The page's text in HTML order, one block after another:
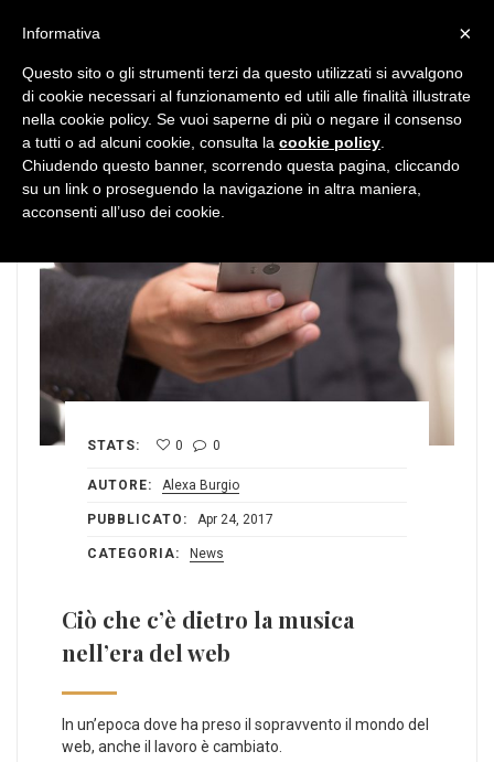
STATS: 0 0
AUTORE: Alexa Burgio
PUBBLICATO: Apr 24, 2017
CATEGORIA: News
Ciò che c’è dietro la musica
nell’era del web
In un’epoca dove ha preso il sopravvento il mondo del
web, anche il lavoro è cambiato.
×
Informativa
Questo sito o gli strumenti terzi da questo utilizzati si avvalgono
di cookie necessari al funzionamento ed utili alle finalità illustrate
nella cookie policy. Se vuoi saperne di più o negare il consenso
a tutti o ad alcuni cookie, consulta la cookie policy
Chiudendo questo banner, scorrendo questa pagina, cliccando
su un link o proseguendo la navigazione in altra maniera,
acconsenti all’uso dei cookie.